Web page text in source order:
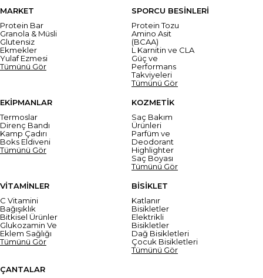
MARKET
Protein Bar
Granola & Müsli
Glutensiz
Ekmekler
Yulaf Ezmesi
Tümünü Gör
SPORCU BESİNLERİ
Protein Tozu
Amino Asit
(BCAA)
L Karnitin ve CLA
Güç ve
Performans
Takviyeleri
Tümünü Gör
EKİPMANLAR
Termoslar
Direnç Bandı
Kamp Çadırı
Boks Eldiveni
Tümünü Gör
KOZMETİK
Saç Bakım
Ürünleri
Parfüm ve
Deodorant
Highlighter
Saç Boyası
Tümünü Gör
VİTAMİNLER
C Vitamini
Bağışıklık
Bitkisel Ürünler
Glukozamin Ve
Eklem Sağlığı
Tümünü Gör
BİSİKLET
Katlanır
Bisikletler
Elektrikli
Bisikletler
Dağ Bisikletleri
Çocuk Bisikletleri
Tümünü Gör
ÇANTALAR